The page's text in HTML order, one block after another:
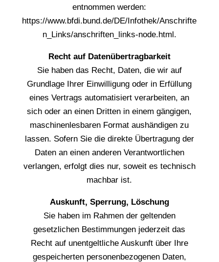
entnommen werden:
https://www.bfdi.bund.de/DE/Infothek/Anschrifte
n_Links/anschriften_links-node.html.
Recht auf Datenübertragbarkeit
Sie haben das Recht, Daten, die wir auf
Grundlage Ihrer Einwilligung oder in Erfüllung
eines Vertrags automatisiert verarbeiten, an
sich oder an einen Dritten in einem gängigen,
maschinenlesbaren Format aushändigen zu
lassen. Sofern Sie die direkte Übertragung der
Daten an einen anderen Verantwortlichen
verlangen, erfolgt dies nur, soweit es technisch
machbar ist.
Auskunft, Sperrung, Löschung
Sie haben im Rahmen der geltenden
gesetzlichen Bestimmungen jederzeit das
Recht auf unentgeltliche Auskunft über Ihre
gespeicherten personenbezogenen Daten,